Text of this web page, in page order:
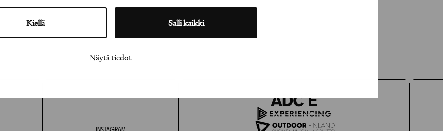
Kiellä Salli kaikki
Näytä tiedot
INSTAGRAM